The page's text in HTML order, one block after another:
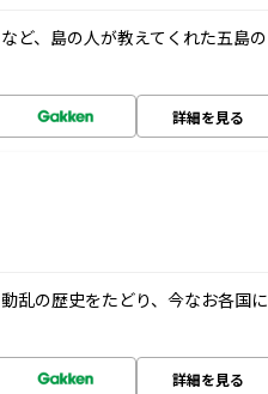
ど、島の人が教えてくれた五島の
詳細を見る
乱の歴史をたどり、今なお各国に
詳細を見る